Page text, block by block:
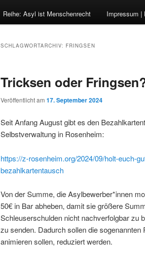
Reihe: Asyl ist Menschenrecht Impressum |
SCHLAGWORTARCHIV: FRINGSEN
Tricksen oder
Veröffentlicht am 17. September 2024
Seit Anfang August gibt es den
Selbstverwaltung in Rosenheim:
https://z-rosenheim.org/2024/09/holt-euch-
bezahlkartentausch
Von der Summe, die Asylbewerber*innen
50€ in Bar abheben, damit sie größere
Schleuserschulden nicht nachverfolgbar zu
zu senden. Dadurch sollen die
animieren sollen, reduziert werden.